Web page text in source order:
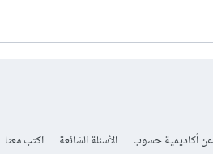
عن أكاديمية حسوب الأسئلة الشائعة اكتب معنا